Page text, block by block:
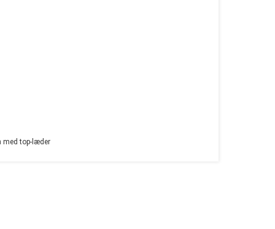
med top-læder